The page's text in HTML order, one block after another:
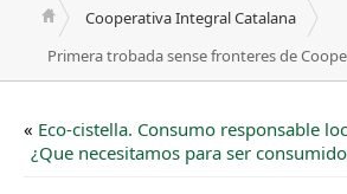
Cooperativa Integral Catalana
Primera trobada sense fronteres de
« Eco-cistella. Consumo responsable
¿Que necesitamos para ser